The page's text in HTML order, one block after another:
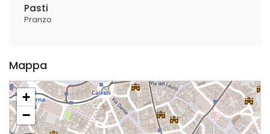
Pasti
Pranzo
Mappa
+
−